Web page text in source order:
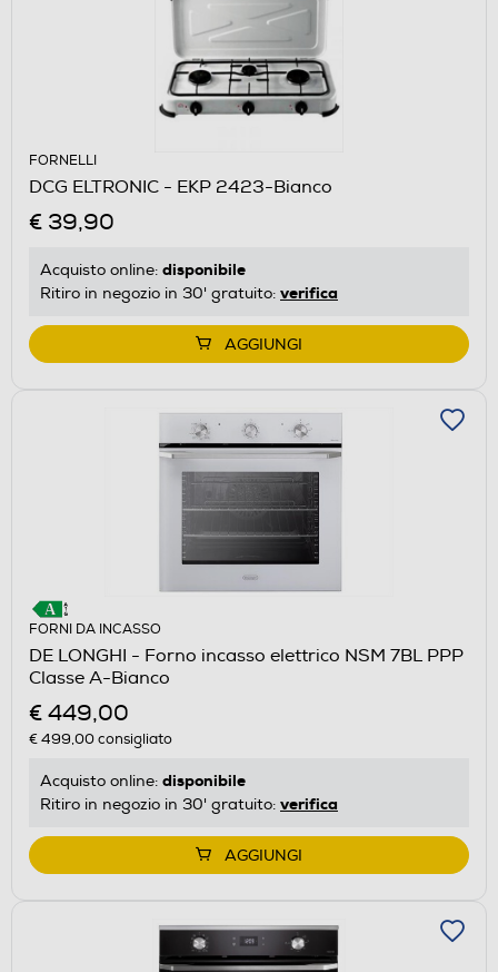
FORNELLI
DCG ELTRONIC - EKP 2423-Bianco
€ 39,90
Acquisto online: disponibile
Ritiro in negozio in 30' gratuito: verifica
AGGIUNGI
FORNI DA INCASSO
DE LONGHI - Forno incasso elettrico NSM 7BL PPP
Classe A-Bianco
€ 449,00
€ 499,00consigliato
Acquisto online: disponibile
Ritiro in negozio in 30' gratuito: verifica
AGGIUNGI